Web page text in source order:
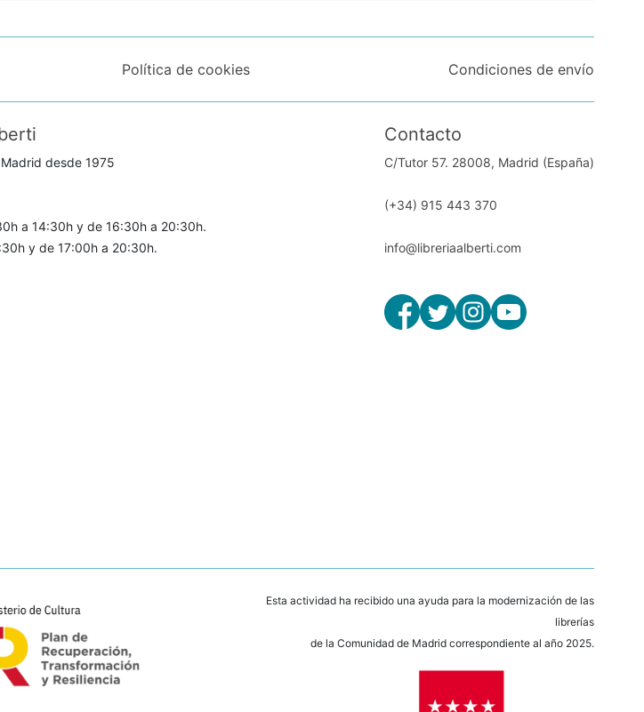
Política de cookies Condiciones de envío
desde 1975
a 14:30h y de 16:30h a 20:30h.
y de 17:00h a 20:30h.
Contacto
C/Tutor 57. 28008, Madrid (España)
(+34) 915 443 370
info@libreriaalberti.com
Esta actividad ha recibido una ayuda para la modernización de las
librerías
de la Comunidad de Madrid correspondiente al año 2025.